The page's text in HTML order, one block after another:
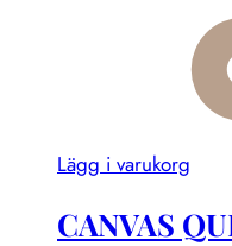
Lägg i varukorg
CANVAS